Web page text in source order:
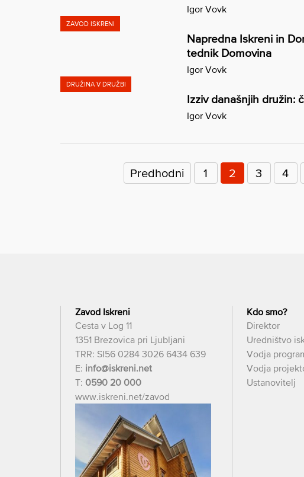
Igor Vovk
ZAVOD ISKRENI
Napredna Iskreni in
tednik Domovina
Igor Vovk
DRUŽINA V DRUŽBI
Izziv današnjih družin:
Igor Vovk
prispevkov
Predhodni 1 2 3 4
Zavod Iskreni
Cesta v Log 11
1351 Brezovica pri Ljubljani
TRR: SI56 0284 3026 6434 639
E: info@iskreni.net
T: 0590 20 000
www.iskreni.net/zavod
Kdo smo?
Direktor
Uredništvo
Vodja
Vodja
Ustanovitelj